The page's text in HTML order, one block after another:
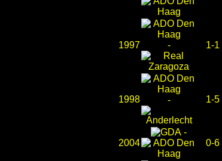
1997 - 1-1
1998 - 1-5
2004
-
0-6